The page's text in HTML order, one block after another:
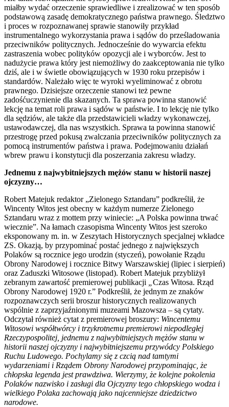
miałby wydać orzeczenie sprawiedliwe i zrealizować w ten sposób
podstawową zasadę demokratycznego państwa prawnego. Śledztwo
i proces w rozpoznawanej sprawie stanowiły przykład
instrumentalnego wykorzystania prawa i sądów do prześladowania
przeciwników politycznych. Jednocześnie do wywarcia efektu
zastraszenia wobec polityków opozycji ale i wyborców. Jest to
nadużycie prawa który jest niemożliwy do zaakceptowania nie tylko
dziś, ale i w świetle obowiązujących w 1930 roku przepisów i
standardów. Należało więc te wyroki wyeliminować z obrotu
prawnego. Dzisiejsze orzeczenie stanowi też pewne
zadośćuczynienie dla skazanych. Ta sprawa powinna stanowić
lekcję na temat roli prawa i sądów w państwie. I to lekcję nie tylko
dla sędziów, ale także dla przedstawicieli władzy wykonawczej,
ustawodawczej, dla nas wszystkich. Sprawa ta powinna stanowić
przestrogę przed pokusą zwalczania przeciwników politycznych za
pomocą instrumentów państwa i prawa. Podejmowaniu działań
wbrew prawu i konstytucji dla poszerzania zakresu władzy.
Jednemu z najwybitniejszych mężów stanu w historii naszej
ojczyzny…
Robert Matejuk redaktor „Zielonego Sztandaru” podkreślił, że
Wincenty Witos jest obecny w każdym numerze Zielonego
Sztandaru wraz z mottem przy winiecie: „A Polska powinna trwać
wiecznie”. Na łamach czasopisma Wincenty Witos jest szeroko
eksponowany m. in. w Zeszytach Historycznych specjalnej wkładce
ZS. Okazją, by przypominać postać jednego z największych
Polaków są rocznice jego urodzin (styczeń), powołanie Rządu
Obrony Narodowej i rocznice Bitwy Warszawskiej (lipiec i sierpień)
oraz Zaduszki Witosowe (listopad). Robert Matejuk przybliżył
zebranym zawartość premierowej publikacji
Czas Witosa. Rząd
Obrony Narodowej 1920 r.” Podkreślił, że jednym ze znaków
rozpoznawczych serii broszur historycznych realizowanych
wspólnie z zaprzyjaźnionymi muzeami Mazowsza – są cytaty.
Odczytał również cytat z premierowej broszury: Wincentemu
Witosowi współtwórcy i trzykrotnemu premierowi niepodległej
Rzeczypospolitej, jednemu z najwybitniejszych mężów stanu w
historii naszej ojczyzny i najwybitniejszemu przywódcy Polskiego
Ruchu Ludowego. Pochylamy się z czcią nad tamtymi
wydarzeniami i Rządem Obrony Narodowej przypominając, że
chłopska legenda jest prawdziwa. Wierzymy, że kolejne pokolenia
Polaków nazwisko i zasługi dla Ojczyzny tego chłopskiego wodza i
wielkiego Polaka zachowają jako najcenniejsze dziedzictwo
narodowe.